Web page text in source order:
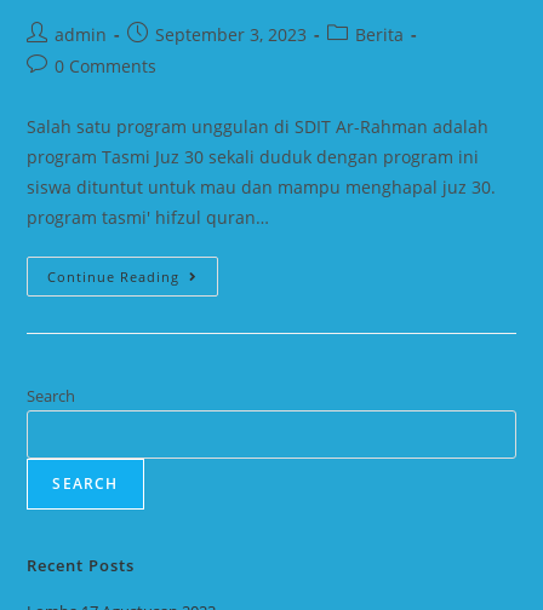
admin September 3, 2023
Berita
0 Comments
Salah satu program unggulan di SDIT Ar-Rahman adalah
program Tasmi Juz 30 sekali duduk dengan program ini
siswa dituntut untuk mau dan mampu menghapal juz 30.
program tasmi' hifzul quran…
Continue Reading
Search
SEARCH
Recent Posts